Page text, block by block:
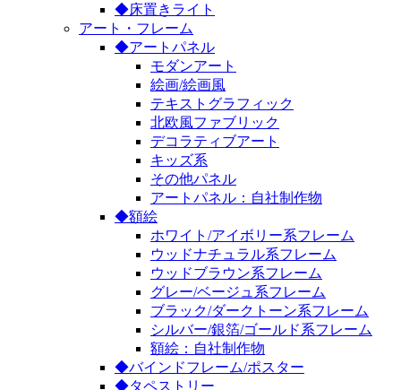
◆床置きライト
アート・フレーム
◆アートパネル
モダンアート
絵画/絵画風
テキストグラフィック
北欧風ファブリック
デコラティブアート
キッズ系
その他パネル
アートパネル：自社制作物
◆額絵
ホワイト/アイボリー系フレーム
ウッドナチュラル系フレーム
ウッドブラウン系フレーム
グレー/ベージュ系フレーム
ブラック/ダークトーン系フレーム
シルバー/銀箔/ゴールド系フレーム
額絵：自社制作物
◆バインドフレーム/ポスター
◆タペストリー